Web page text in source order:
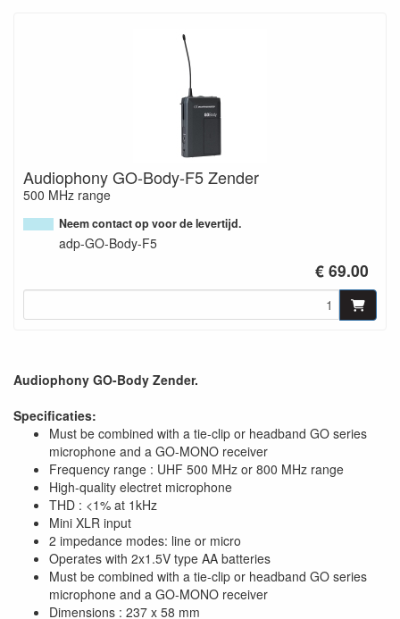
Audiophony GO-Body-F5 Zender
500 MHz range
Neem contact op voor de levertijd.
adp-GO-Body-F5
€ 69.00
Audiophony GO-Body Zender.
Specificaties:
Must be combined with a tie-clip or headband GO series
microphone and a GO-MONO receiver
Frequency range : UHF 500 MHz or 800 MHz range
High-quality electret microphone
THD : <1% at 1kHz
Mini XLR input
2 impedance modes: line or micro
Operates with 2x1.5V type AA batteries
Must be combined with a tie-clip or headband GO series
microphone and a GO-MONO receiver
Dimensions : 237 x 58 mm